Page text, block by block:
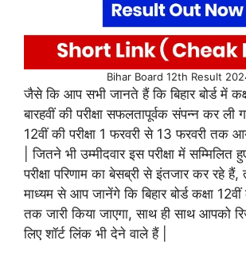
Bihar Board 12th Result
जैसे कि आप सभी जानते हैं कि बिहार बोर्ड में
बारहवीं की परीक्षा सफलतापूर्वक संपन्न कर ली
12वीं की परीक्षा 1 फरवरी से 13 फरवरी तक
| जितने भी उम्मीदवार इस परीक्षा में
परीक्षा परिणाम का बेसब्री से इंतजार कर रहे
माध्यम से आप जानेंगे कि बिहार बोर्ड कक्षा
तक जारी किया जाएगा, साथ ही साथ आपको
लिए शॉर्ट लिंक भी देने वाले हैं |